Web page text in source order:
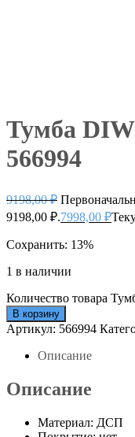
Тумба
566994
9198,00₽
9198,00 ₽.7998,00 ₽
Сохранить: 13%
1 в наличии
Количество товара
В корзину
Артикул: 566994
Описание
Описание
Материал: ДСП